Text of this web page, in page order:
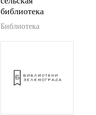
библиотека
Библиотека